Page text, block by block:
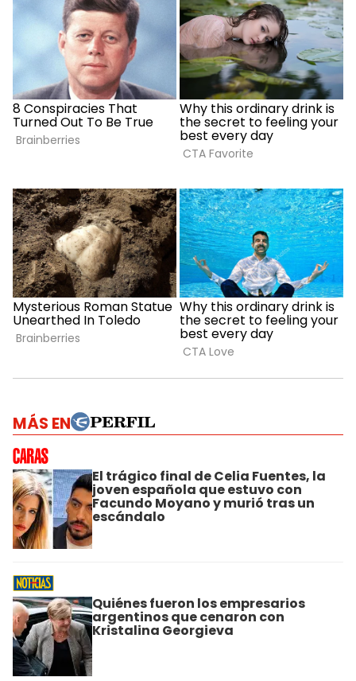
MÁS EN
El trágico final de Celia Fuentes, la
joven española que estuvo con
Facundo Moyano y murió tras un
escándalo
Quiénes fueron los empresarios
argentinos que cenaron con
Kristalina Georgieva